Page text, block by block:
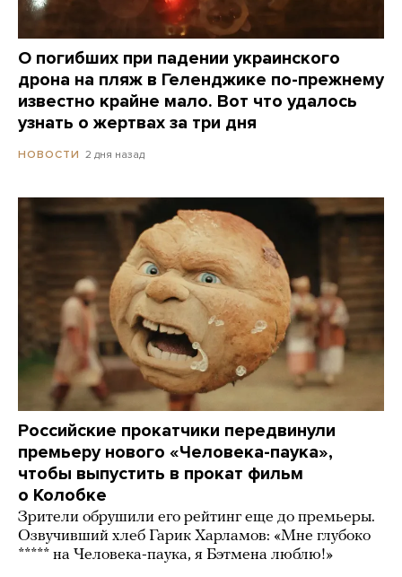
О погибших при падении украинского
дрона на пляж в Геленджике по-прежнему
известно крайне мало. Вот что удалось
узнать о жертвах за три дня
НОВОСТИ 2 дня назад
Российские прокатчики передвинули
премьеру нового «Человека-паука»,
чтобы выпустить в прокат фильм
о Колобке
Зрители обрушили его рейтинг еще до премьеры.
Озвучивший хлеб Гарик Харламов: «Мне глубоко
***** на Человека-паука, я Бэтмена люблю!»